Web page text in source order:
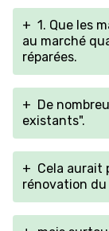
+ 1. Que les
au marché
réparées.
+ De
existants".
+ Cela aurait
rénovation